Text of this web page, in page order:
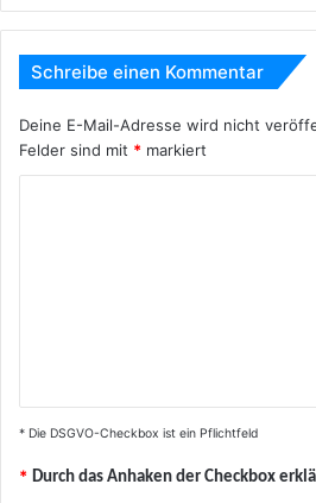
Schreibe einen Kommentar
Deine E-Mail-Adresse wird nicht
Felder sind mit * markiert
* Die DSGVO-Checkbox ist ein Pflichtfeld
* Durch das Anhaken der Checkbox